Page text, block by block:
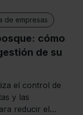
de empresas
cómo
de su
el control de
y las
reducir el